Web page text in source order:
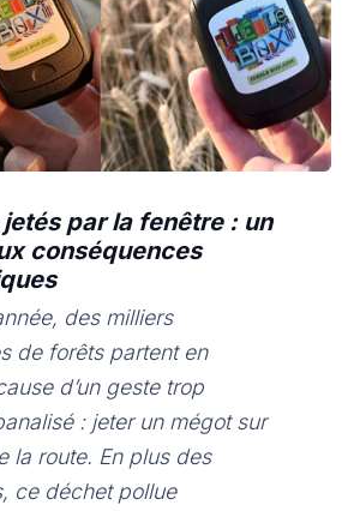
par la fenêtre : un
conséquences
des milliers
de forêts partent en
d’un geste trop
: jeter un mégot sur
la route. En plus des
ce déchet pollue